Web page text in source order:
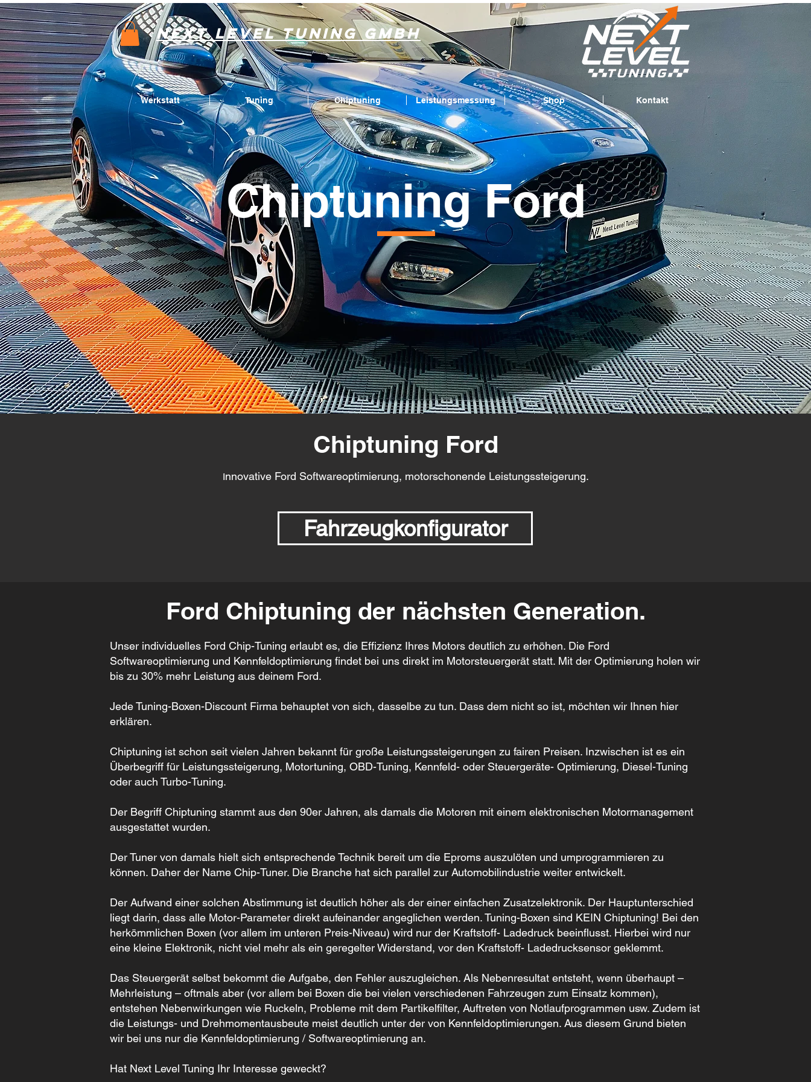
Next Level Tuning GmbH
Werkstatt Tuning Chiptuning Leistungsmessung Shop Kontakt
Chiptuning Ford
Chiptuning Ford
Innovative Ford Softwareoptimierung, motorschonende Leistungssteigerung.
Fahrzeugkonfigurator
Ford Chiptuning der nächsten Generation.
Unser individuelles Ford Chip-Tuning erlaubt es, die Effizienz Ihres Motors deutlich zu erhöhen. Die Ford
Softwareoptimierung und Kennfeldoptimierung findet bei uns direkt im Motorsteuergerät statt. Mit der Optimierung holen wir
bis zu 30% mehr Leistung aus deinem Ford.
Jede Tuning-Boxen-Discount Firma behauptet von sich, dasselbe zu tun. Dass dem nicht so ist, möchten wir Ihnen hier
erklären.
Chiptuning ist schon seit vielen Jahren bekannt für große Leistungssteigerungen zu fairen Preisen. Inzwischen ist es ein
Überbegriff für Leistungssteigerung, Motortuning, OBD-Tuning, Kennfeld- oder Steuergeräte- Optimierung, Diesel-Tuning
oder auch Turbo-Tuning.
Der Begriff Chiptuning stammt aus den 90er Jahren, als damals die Motoren mit einem elektronischen Motormanagement
ausgestattet wurden.
Der Tuner von damals hielt sich entsprechende Technik bereit um die Eproms auszulöten und umprogrammieren zu
können. Daher der Name Chip-Tuner. Die Branche hat sich parallel zur Automobilindustrie weiter entwickelt.
Der Aufwand einer solchen Abstimmung ist deutlich höher als der einer einfachen Zusatzelektronik. Der Hauptunterschied
liegt darin, dass alle Motor-Parameter direkt aufeinander angeglichen werden. Tuning-Boxen sind KEIN Chiptuning! Bei den
herkömmlichen Boxen (vor allem im unteren Preis-Niveau) wird nur der Kraftstoff- Ladedruck beeinflusst. Hierbei wird nur
eine kleine Elektronik, nicht viel mehr als ein geregelter Widerstand, vor den Kraftstoff- Ladedrucksensor geklemmt.
Das Steuergerät selbst bekommt die Aufgabe, den Fehler auszugleichen. Als Nebenresultat entsteht, wenn überhaupt –
Mehrleistung – oftmals aber (vor allem bei Boxen die bei vielen verschiedenen Fahrzeugen zum Einsatz kommen),
entstehen Nebenwirkungen wie Ruckeln, Probleme mit dem Partikelfilter, Auftreten von Notlaufprogrammen usw. Zudem ist
die Leistungs- und Drehmomentausbeute meist deutlich unter der von Kennfeldoptimierungen. Aus diesem Grund bieten
wir bei uns nur die Kennfeldoptimierung / Softwareoptimierung an.
Hat Next Level Tuning Ihr Interesse geweckt?